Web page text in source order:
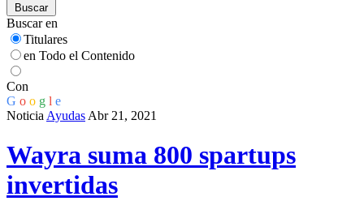
Buscar
Buscar en
Titulares
en Todo el Contenido
Con
G o o g l e
Noticia Ayudas Abr 21, 2021
Wayra suma 800 spartups
invertidas